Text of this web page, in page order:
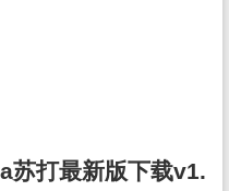
打最新版下载v1.